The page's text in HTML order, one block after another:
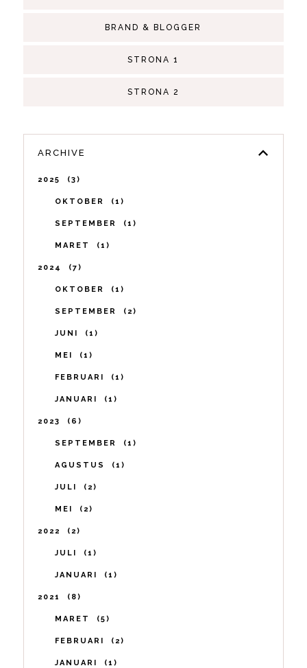
BRAND & BLOGGER
STRONA 1
STRONA 2
ARCHIVE
2025 3
OKTOBER 1
SEPTEMBER 1
MARET 1
2024 7
OKTOBER 1
SEPTEMBER 2
JUNI 1
MEI 1
FEBRUARI 1
JANUARI 1
2023 6
SEPTEMBER 1
AGUSTUS 1
JULI 2
MEI 2
2022 2
JULI 1
JANUARI 1
2021 8
MARET 5
FEBRUARI 2
JANUARI 1